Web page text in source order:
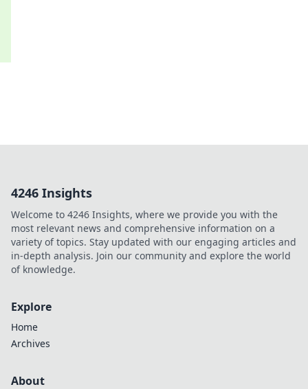
4246 Insights
Welcome to 4246 Insights, where we provide you with the
most relevant news and comprehensive information on a
variety of topics. Stay updated with our engaging articles and
in-depth analysis. Join our community and explore the world
of knowledge.
Explore
Home
Archives
About